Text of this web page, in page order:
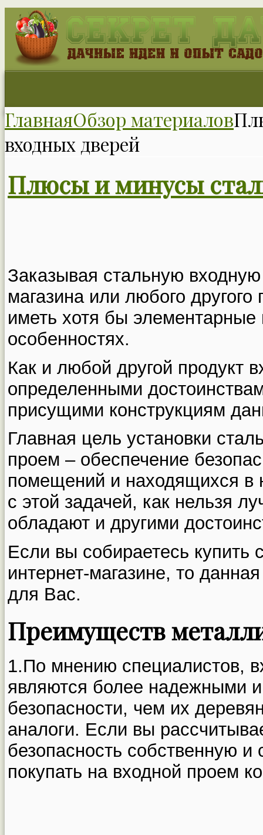
ГлавнаяОбзор материалов
входных дверей
Плюсы и минусы
Заказывая стальную
магазина или любого
иметь хотя бы элементарные
особенностях.
Как и любой другой продукт
определенными
присущими конструкциям
Главная цель установки
проем – обеспечение
помещений и находящихся в
с этой задачей, как нельзя
обладают и другими
Если вы собираетесь купить
интернет-магазине, то
для Вас.
Преимуществ
1.По мнению специалистов,
являются более надежными
безопасности, чем их
аналоги. Если вы
безопасность собственную
покупать на входной проем